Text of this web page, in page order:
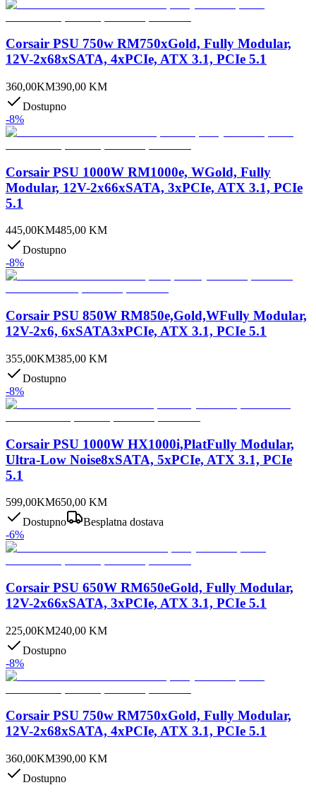
Corsair PSU 750w RM750xGold, Fully Modular,
12V-2x68xSATA, 4xPCIe, ATX 3.1, PCIe 5.1
360,00KM390,00 KM
Dostupno
-8%
Corsair PSU 1000W RM1000e, WGold, Fully
Modular, 12V-2x66xSATA, 3xPCIe, ATX 3.1, PCIe
5.1
445,00KM485,00 KM
Dostupno
-8%
Corsair PSU 850W RM850e,Gold,WFully Modular,
12V-2x6, 6xSATA3xPCIe, ATX 3.1, PCIe 5.1
355,00KM385,00 KM
Dostupno
-8%
Corsair PSU 1000W HX1000i,PlatFully Modular,
Ultra-Low Noise8xSATA, 5xPCIe, ATX 3.1, PCIe
5.1
599,00KM650,00 KM
Dostupno
Besplatna dostava
-6%
Corsair PSU 650W RM650eGold, Fully Modular,
12V-2x66xSATA, 3xPCIe, ATX 3.1, PCIe 5.1
225,00KM240,00 KM
Dostupno
-8%
Corsair PSU 750w RM750xGold, Fully Modular,
12V-2x68xSATA, 4xPCIe, ATX 3.1, PCIe 5.1
360,00KM390,00 KM
Dostupno